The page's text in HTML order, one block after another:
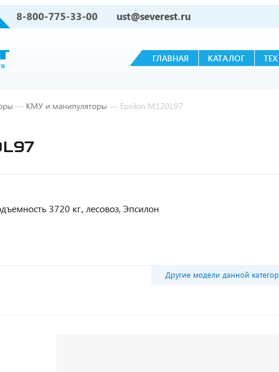
8-800-775-33-00 ust@severest.ru
ГЛАВНАЯ КАТАЛОГ
— КМУ и манипуляторы — Epsilon М120L97
3720 кг., лесовоз, Эпсилон
Другие модели данной